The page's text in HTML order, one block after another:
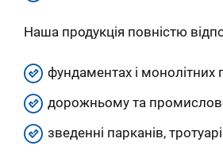
Наша продукція повністю
фундаментах і монолітних
дорожньому та
зведенні парканів,